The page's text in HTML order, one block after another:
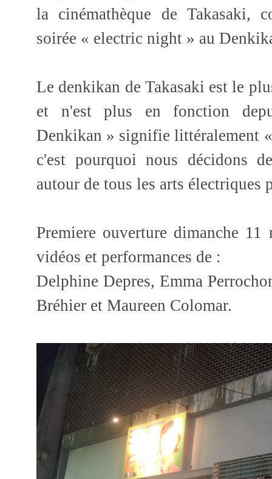
la cinémathèque de Takasaki,
soirée « electric night » au
Le denkikan de Takasaki est le
et n'est plus en fonction
Denkikan » signifie littéralement
c'est pourquoi nous décidons
autour de tous les arts électriques
Premiere ouverture dimanche 11
vidéos et performances de :
Delphine Depres, Emma
Bréhier et Maureen Colomar.